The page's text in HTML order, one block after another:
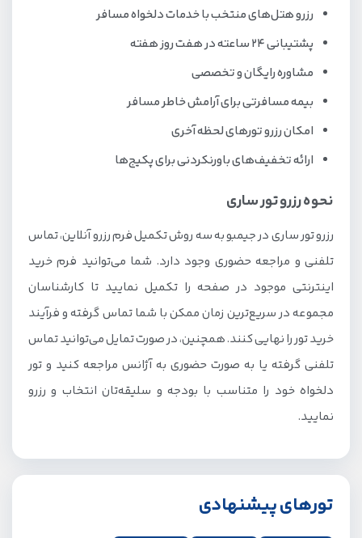
رزرو هتل‌های منتخب با خدمات دلخواه مسافر
پشتیبانی 24 ساعته در هفت روز هفته
مشاوره رایگان و تخصصی
بیمه مسافرتی برای آرامش خاطر مسافر
امکان رزرو تورهای لحظه آخری
ارائه تخفیف‌های باورنکردنی برای پکیج‌ها
نحوه رزرو تور ساری
رزرو تور ساری در جیمبو به سه روش تکمیل فرم رزرو آنلاین، تماس
تلفنی و مراجعه حضوری وجود دارد. شما می‌توانید فرم خرید
اینترنتی موجود در صفحه را تکمیل نمایید تا کارشناسان
مجموعه در سریع‌ترین زمان ممکن با شما تماس گرفته و فرآیند
خرید تور را نهایی کنند. همچنین، در صورت تمایل می‌توانید تماس
تلفنی گرفته یا به صورت حضوری به آژانس مراجعه کنید و تور
دلخواه خود را متناسب با بودجه و سلیقه‌تان انتخاب و رزرو
نمایید.
تورهای پیشنهادی